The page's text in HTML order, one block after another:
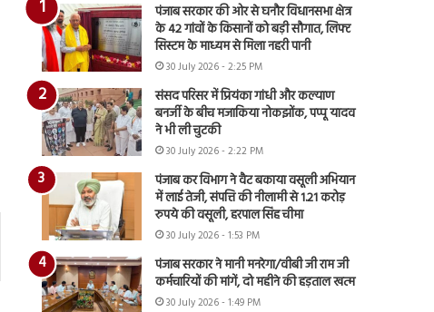
पंजाब सरकार की ओर से घनौर विधानसभा क्षेत्र
के 42 गांवों के किसानों को बड़ी सौगात, लिफ्ट
सिस्टम के माध्यम से मिला नहरी पानी
30 July 2026 - 2:25 PM
संसद परिसर में प्रियंका गांधी और कल्याण
बनर्जी के बीच मजाकिया नोकझोंक, पप्पू यादव
ने भी ली चुटकी
30 July 2026 - 2:22 PM
पंजाब कर विभाग ने वैट बकाया वसूली अभियान
में लाई तेजी, संपत्ति की नीलामी से 1.21 करोड़
रुपये की वसूली, हरपाल सिंह चीमा
30 July 2026 - 1:53 PM
पंजाब सरकार ने मानी मनरेगा/वीबी जी राम जी
कर्मचारियों की मांगें, दो महीने की हड़ताल खत्म
30 July 2026 - 1:49 PM